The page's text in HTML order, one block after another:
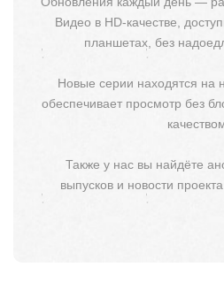
Видео в HD-качестве,
планшетах, без
Новые серии находятся на
обеспечивает просмотр без
Также у нас вы найдёте
выпусков и новости